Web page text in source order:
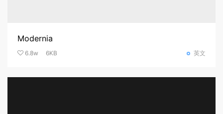
Modernia
6.8w 6KB 英文